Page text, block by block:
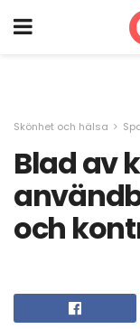
Skönhet och hälsa
Blad av
och